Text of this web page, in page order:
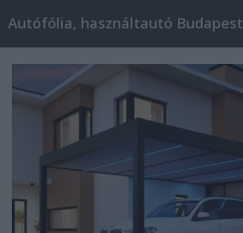
Autófólia, használtautó Budapest